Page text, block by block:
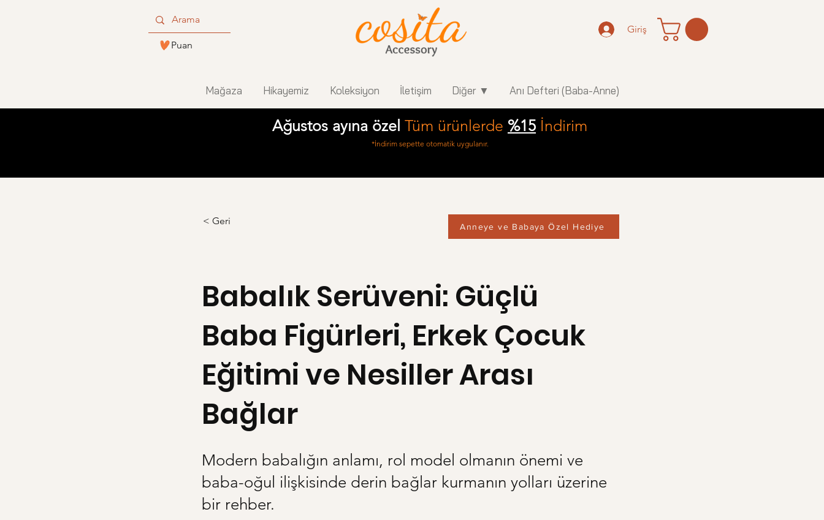
Puan
Giriş
Mağaza Hikayemiz Koleksiyon İletişim Diğer ▼ Anı Defteri (Baba-Anne)
Ağustos ayına özel Tüm ürünlerde %15 İndirim
*İndirim sepette otomatik uygulanır.
< Geri Anneye ve Babaya Özel Hediye
Babalık Serüveni: Güçlü
Baba Figürleri, Erkek Çocuk
Eğitimi ve Nesiller Arası
Bağlar
Modern babalığın anlamı, rol model olmanın önemi ve
baba-oğul ilişkisinde derin bağlar kurmanın yolları üzerine
bir rehber.